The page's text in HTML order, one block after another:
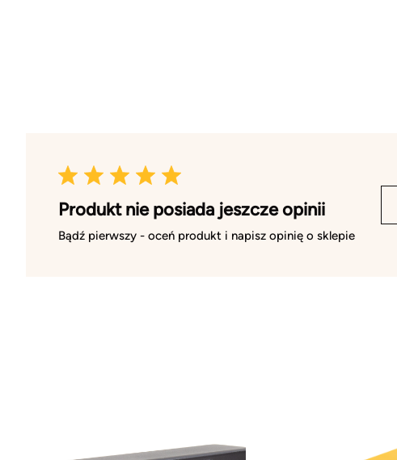
Produkt nie posiada jeszcze opinii
Bądź pierwszy - oceń produkt i napisz opinię o sklepie